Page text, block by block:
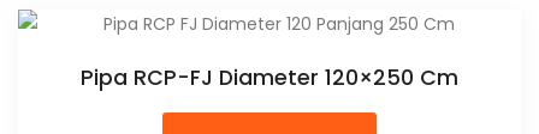
Pipa RCP-FJ Diameter 120×250 Cm